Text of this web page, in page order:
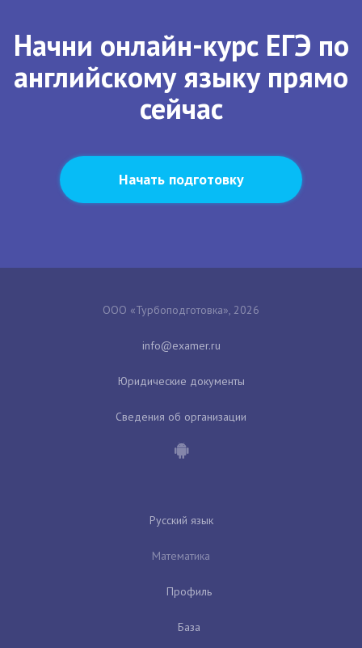
Начни онлайн-курс ЕГЭ по
английскому языку прямо
сейчас
Начать подготовку
ООО «Турбоподготовка», 2026
Юридические документы
Сведения об организации
Русский язык
Математика
Профиль
База